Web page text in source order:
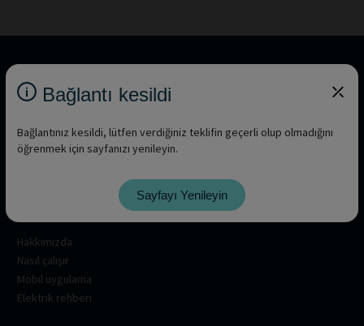
Hakkımızda
Nasıl çalışır
Mobil uygulama
Elektrik rehberi
Bağlantı kesildi
Bağlantınız kesildi, lütfen verdiğiniz teklifin geçerli olup olmadığını
öğrenmek için sayfanızı yenileyin.
Sayfayı Yenileyin